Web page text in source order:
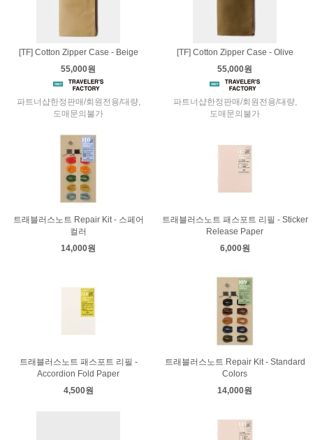
[TF] Cotton Zipper Case - Beige
55,000원
파트너샵한정판매/회원전용/대량,
도매문의불가
[TF] Cotton Zipper Case - Olive
55,000원
파트너샵한정판매/회원전용/대량,
도매문의불가
트래블러스노트 Repair Kit - 스페어
컬러
14,000원
트래블러스노트 패스포트 리필 - Sticker
Release Paper
6,000원
트래블러스노트 패스포트 리필 -
Accordion Fold Paper
4,500원
트래블러스노트 Repair Kit - Standard
Colors
14,000원